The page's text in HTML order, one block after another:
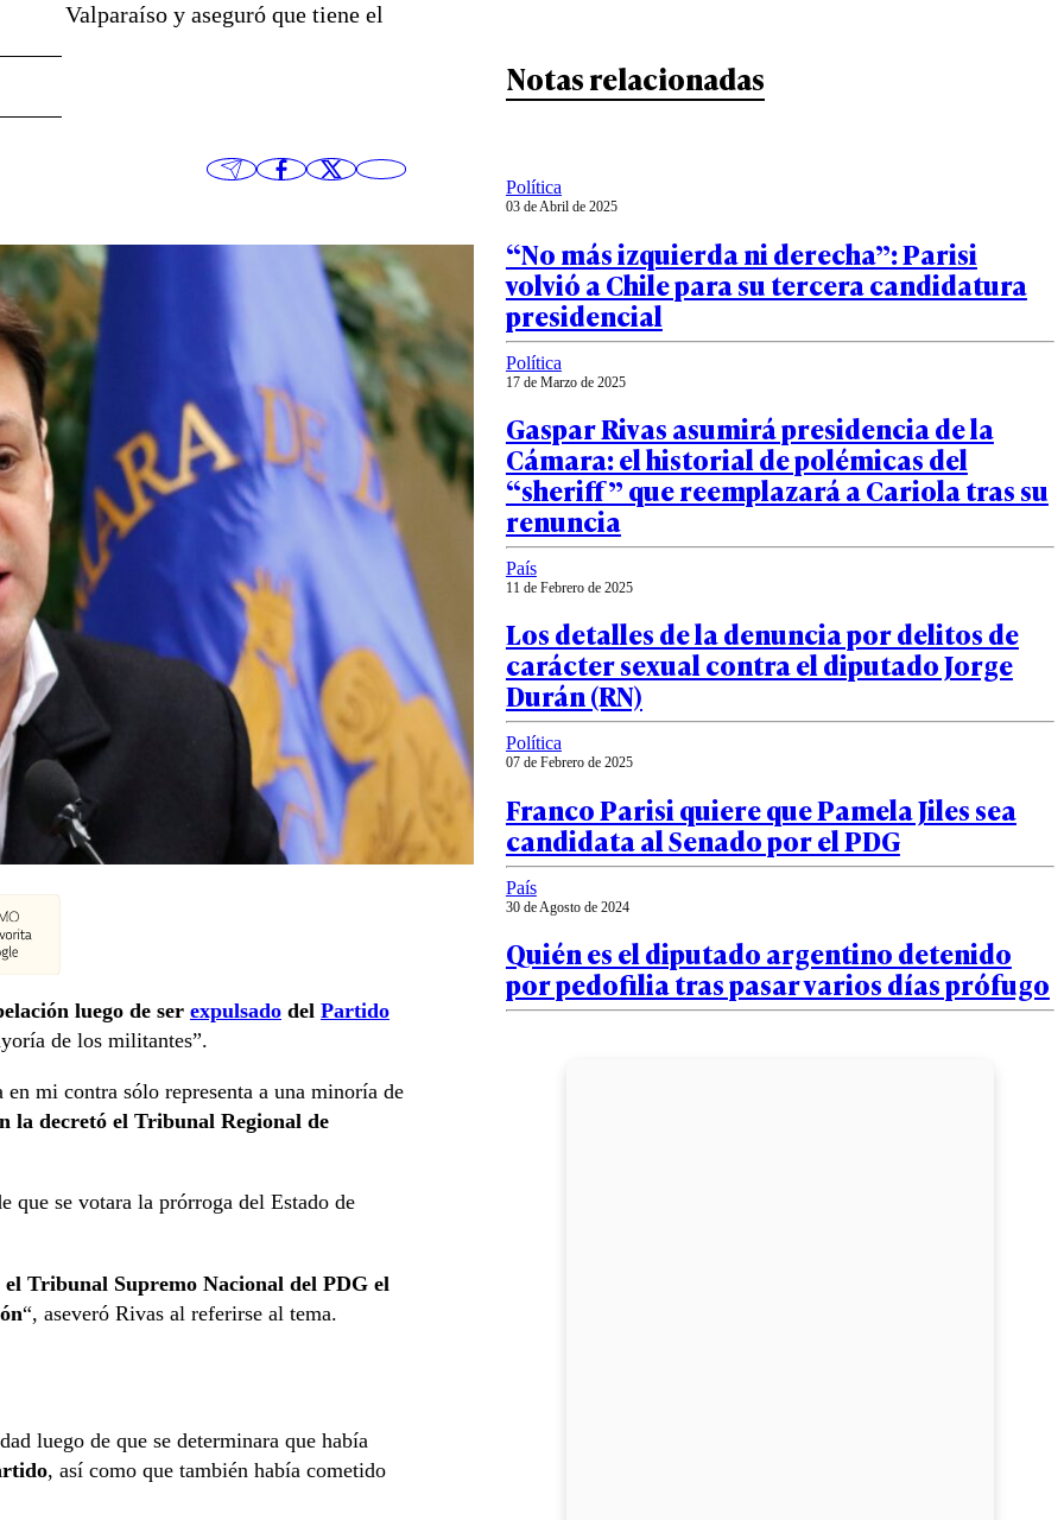
de Valparaíso y aseguró que tiene el
luego de ser expulsado del Partido
de los militantes”.
mi contra sólo representa a una minoría de
la decretó el Tribunal Regional de
que se votara la prórroga del Estado de
el Tribunal Supremo Nacional del PDG el
“, aseveró Rivas al referirse al tema.
luego de que se determinara que había
, así como que también había cometido
Notas relacionadas
Política
03 de Abril de 2025
“No más izquierda ni derecha”: Parisi
volvió a Chile para su tercera candidatura
presidencial
Política
17 de Marzo de 2025
Gaspar Rivas asumirá presidencia de la
Cámara: el historial de polémicas del
“sheriff” que reemplazará a Cariola tras su
renuncia
País
11 de Febrero de 2025
Los detalles de la denuncia por delitos de
carácter sexual contra el diputado Jorge
Durán (RN)
Política
07 de Febrero de 2025
Franco Parisi quiere que Pamela Jiles sea
candidata al Senado por el PDG
País
30 de Agosto de 2024
Quién es el diputado argentino detenido
por pedofilia tras pasar varios días prófugo